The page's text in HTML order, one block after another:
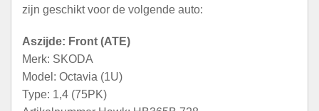
zijn geschikt voor de volgende auto:
Aszijde: Front (ATE)
Merk: SKODA
Model: Octavia (1U)
Type: 1,4 (75PK)